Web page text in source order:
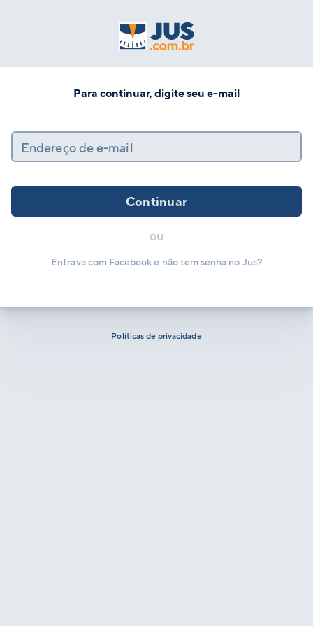
Para continuar, digite seu e-mail
Endereço de e-mail
Continuar
ou
Entrava com Facebook e não tem senha no Jus?
Políticas de privacidade